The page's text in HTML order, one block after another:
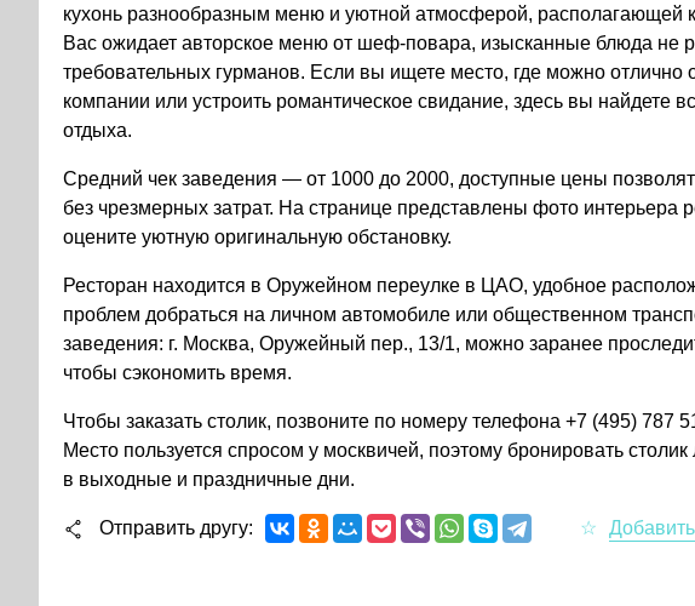
кухонь разнообразным меню и уютной атмосферой, располагающей
Вас ожидает авторское меню от шеф-повара, изысканные блюда не
требовательных гурманов. Если вы ищете место, где можно отлично
компании или устроить романтическое свидание, здесь вы найдете
отдыха.
Средний чек заведения — от 1000 до 2000, доступные цены
без чрезмерных затрат. На странице представлены фото интерьера
оцените уютную оригинальную обстановку.
Ресторан находится в Оружейном переулке в ЦАО, удобное
проблем добраться на личном автомобиле или общественном
заведения: г. Москва, Оружейный пер., 13/1, можно заранее
чтобы сэкономить время.
Чтобы заказать столик, позвоните по номеру телефона +7 (495) 787
Место пользуется спросом у москвичей, поэтому бронировать
в выходные и праздничные дни.
Отправить другу